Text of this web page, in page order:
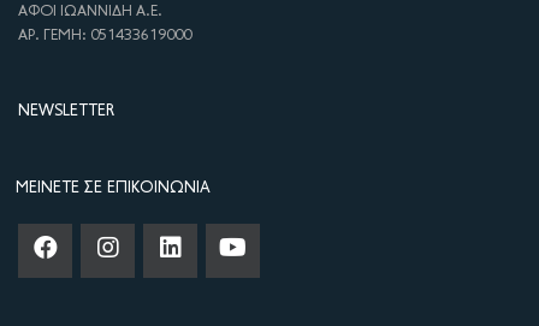
ΑΦΟΙ ΙΩΑΝΝΙΔΗ Α.Ε.
ΑΡ. ΓΕΜΗ: 051433619000
NEWSLETTER
ΜΕΊΝΕΤΕ ΣΕ ΕΠΙΚΟΙΝΩΝΊΑ